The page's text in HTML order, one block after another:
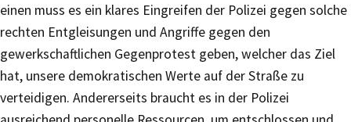
einen muss es ein klares Eingreifen der Polizei gegen solche
rechten Entgleisungen und Angriffe gegen den
gewerkschaftlichen Gegenprotest geben, welcher das Ziel
hat, unsere demokratischen Werte auf der Straße zu
verteidigen. Andererseits braucht es in der Polizei